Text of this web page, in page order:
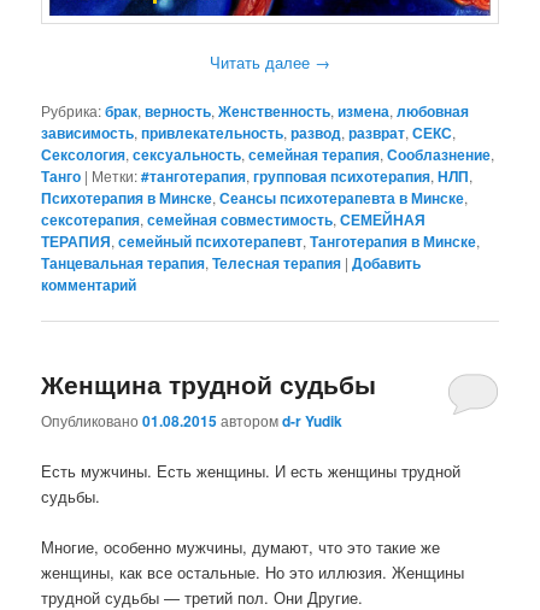
Читать далее →
Рубрика:брак,верность,Женственность,измена,любовная
зависимость,привлекательность,развод,разврат,СЕКС,
Сексология,сексуальность,семейная терапия,Сооблазнение,
Танго | Метки:#танготерапия,групповая психотерапия,НЛП,
Психотерапия в Минске,Сеансы психотерапевта в Минске,
сексотерапия,семейная совместимость,СЕМЕЙНАЯ
ТЕРАПИЯ,семейный психотерапевт,Танготерапия в Минске,
Танцевальная терапия,Телесная терапия |Добавить
комментарий
Женщина трудной судьбы
Опубликовано01.08.2015авторомd-r Yudik
Есть мужчины. Есть женщины. И есть женщины трудной
судьбы.
Многие, особенно мужчины, думают, что это такие же
женщины, как все остальные. Но это иллюзия. Женщины
трудной судьбы — третий пол. Они Другие.